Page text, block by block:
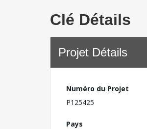
Clé Détails
Projet Détails
Numéro du Projet
P125425
Pays